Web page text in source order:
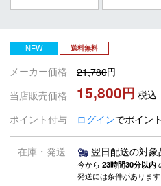
NEW 送料無料
メーカー価格
21,780
当店販売価格
15,800 税込
ポイント付与 ログインでポイン
在庫・発送 翌日配送の対象
今から 23時間30分以内
発送には条件があります